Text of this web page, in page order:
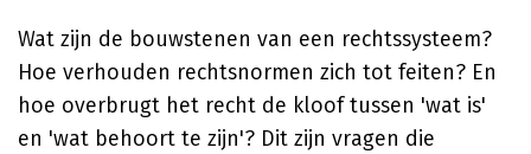
Wat zijn de bouwstenen van een rechtssysteem?
Hoe verhouden rechtsnormen zich tot feiten? En
hoe overbrugt het recht de kloof tussen 'wat is'
en 'wat behoort te zijn'? Dit zijn vragen die